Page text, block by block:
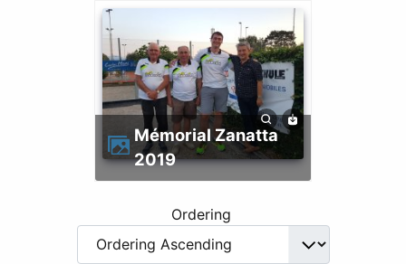
Mémorial Zanatta
2019
Ordering